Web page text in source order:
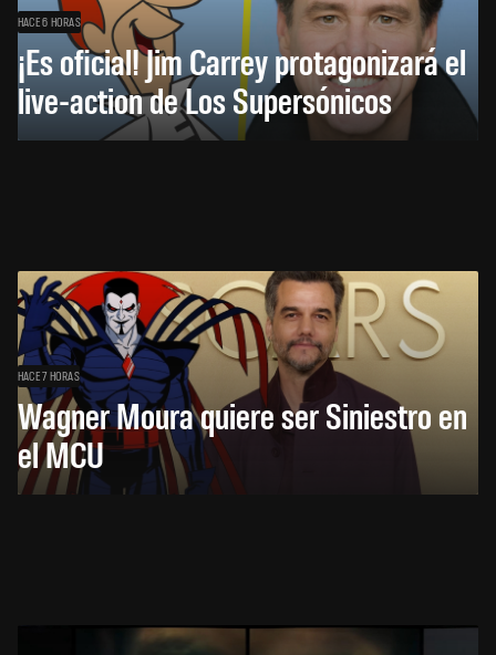
HACE 6 HORAS
¡Es oficial! Jim Carrey protagonizará el
live-action de Los Supersónicos
HACE 7 HORAS
Wagner Moura quiere ser Siniestro en
el MCU